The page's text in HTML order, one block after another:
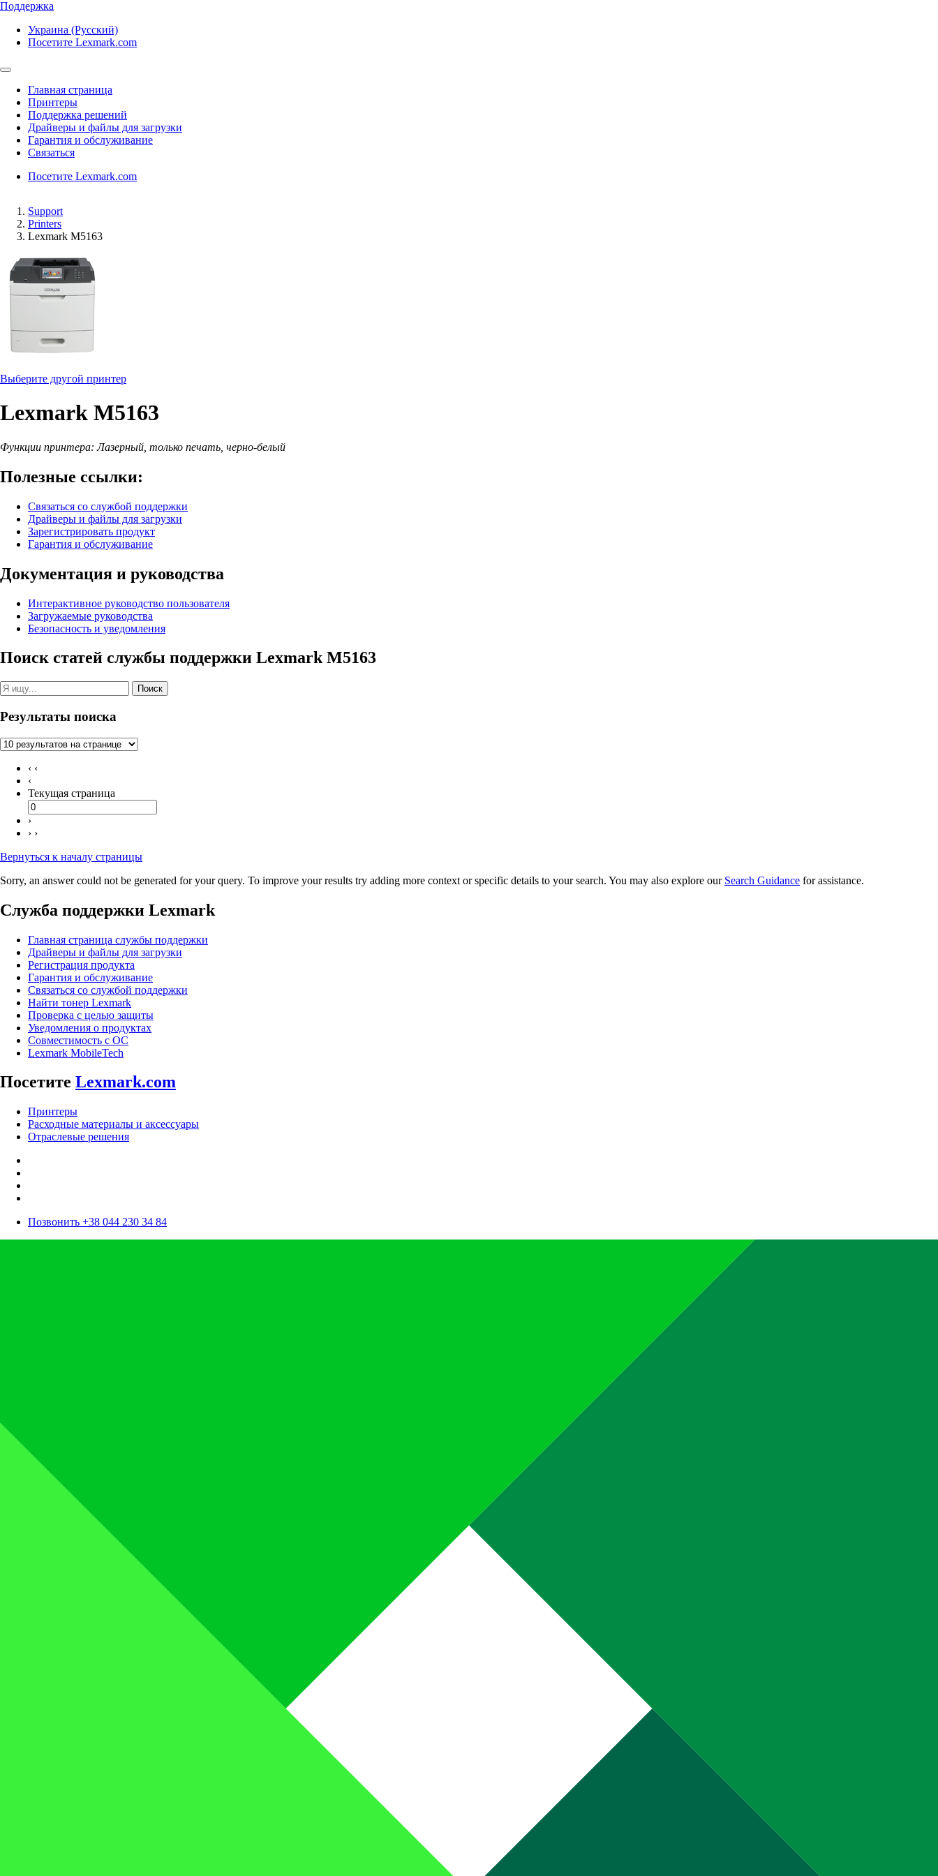
Поддержка
Украина (Русский)
Посетите Lexmark.com
Главная страница
Принтеры
Поддержка решений
Драйверы и файлы для загрузки
Гарантия и обслуживание
Связаться
Посетите Lexmark.com
Support
Printers
Lexmark M5163
Выберите другой принтер
Lexmark M5163
Функции принтера: Лазерный, только печать, черно-белый
Полезные ссылки:
Связаться со службой поддержки
Драйверы и файлы для загрузки
Зарегистрировать продукт
Гарантия и обслуживание
Документация и руководства
Интерактивное руководство пользователя
Загружаемые руководства
Безопасность и уведомления
Поиск статей службы поддержки Lexmark M5163
Поиск
Результаты поиска
‹ ‹
‹
Текущая страница
›
› ›
Вернуться к началу страницы
Sorry, an answer could not be generated for your query. To improve your results try adding more context or specific details to your search. You may also explore our Search Guidance for assistance.
Служба поддержки Lexmark
Главная страница службы поддержки
Драйверы и файлы для загрузки
Регистрация продукта
Гарантия и обслуживание
Связаться со службой поддержки
Найти тонер Lexmark
Проверка с целью защиты
Уведомления о продуктах
Совместимость с ОС
Lexmark MobileTech
Посетите Lexmark.com
Принтеры
Расходные материалы и аксессуары
Отраслевые решения
Позвонить +38 044 230 34 84